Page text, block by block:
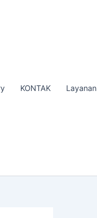
KONTAK Layanan